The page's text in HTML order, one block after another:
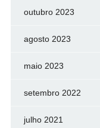
outubro 2023
agosto 2023
maio 2023
setembro 2022
julho 2021